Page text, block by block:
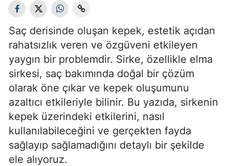
Saç derisinde oluşan kepek, estetik açıdan
rahatsızlık veren ve özgüveni etkileyen
yaygın bir problemdir. Sirke, özellikle elma
sirkesi, saç bakımında doğal bir çözüm
olarak öne çıkar ve kepek oluşumunu
azaltıcı etkileriyle bilinir. Bu yazıda, sirkenin
kepek üzerindeki etkilerini, nasıl
kullanılabileceğini ve gerçekten fayda
sağlayıp sağlamadığını detaylı bir şekilde
ele alıyoruz.